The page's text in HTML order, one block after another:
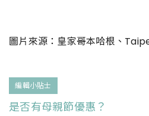
圖片來源：皇家哥本哈根、
編輯小貼士
是否有母親節優惠？